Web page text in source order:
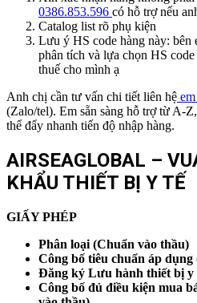
0386.853.596 có hỗ trợ nếu
Catalog list rõ phụ kiện
Lưu ý HS code hàng này: bên
phân tích và lựa chọn HS
thuế cho mình ạ
Anh chị cần tư vấn chi tiết liên hệ
(Zalo/tel). Em sẵn sàng hỗ trợ từ A-
thể đẩy nhanh tiến độ nhập hàng.
AIRSEAGLOBAL –
KHẨU THIẾT BỊ Y TẾ
GIẤY PHÉP
Phân loại (Chuẩn vào thầu)
Công bố tiêu chuẩn áp
Đăng ký Lưu hành thiết bị y
Công bố đủ điều kiện mua